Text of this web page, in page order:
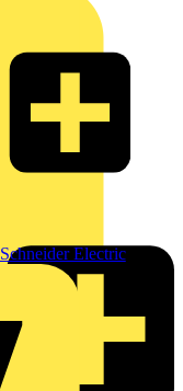
Schneider Electric